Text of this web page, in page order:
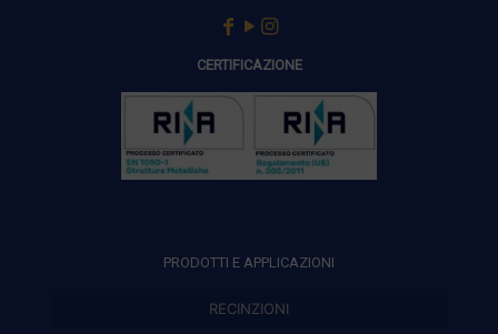
CERTIFICAZIONE
PRODOTTI E APPLICAZIONI
RECINZIONI